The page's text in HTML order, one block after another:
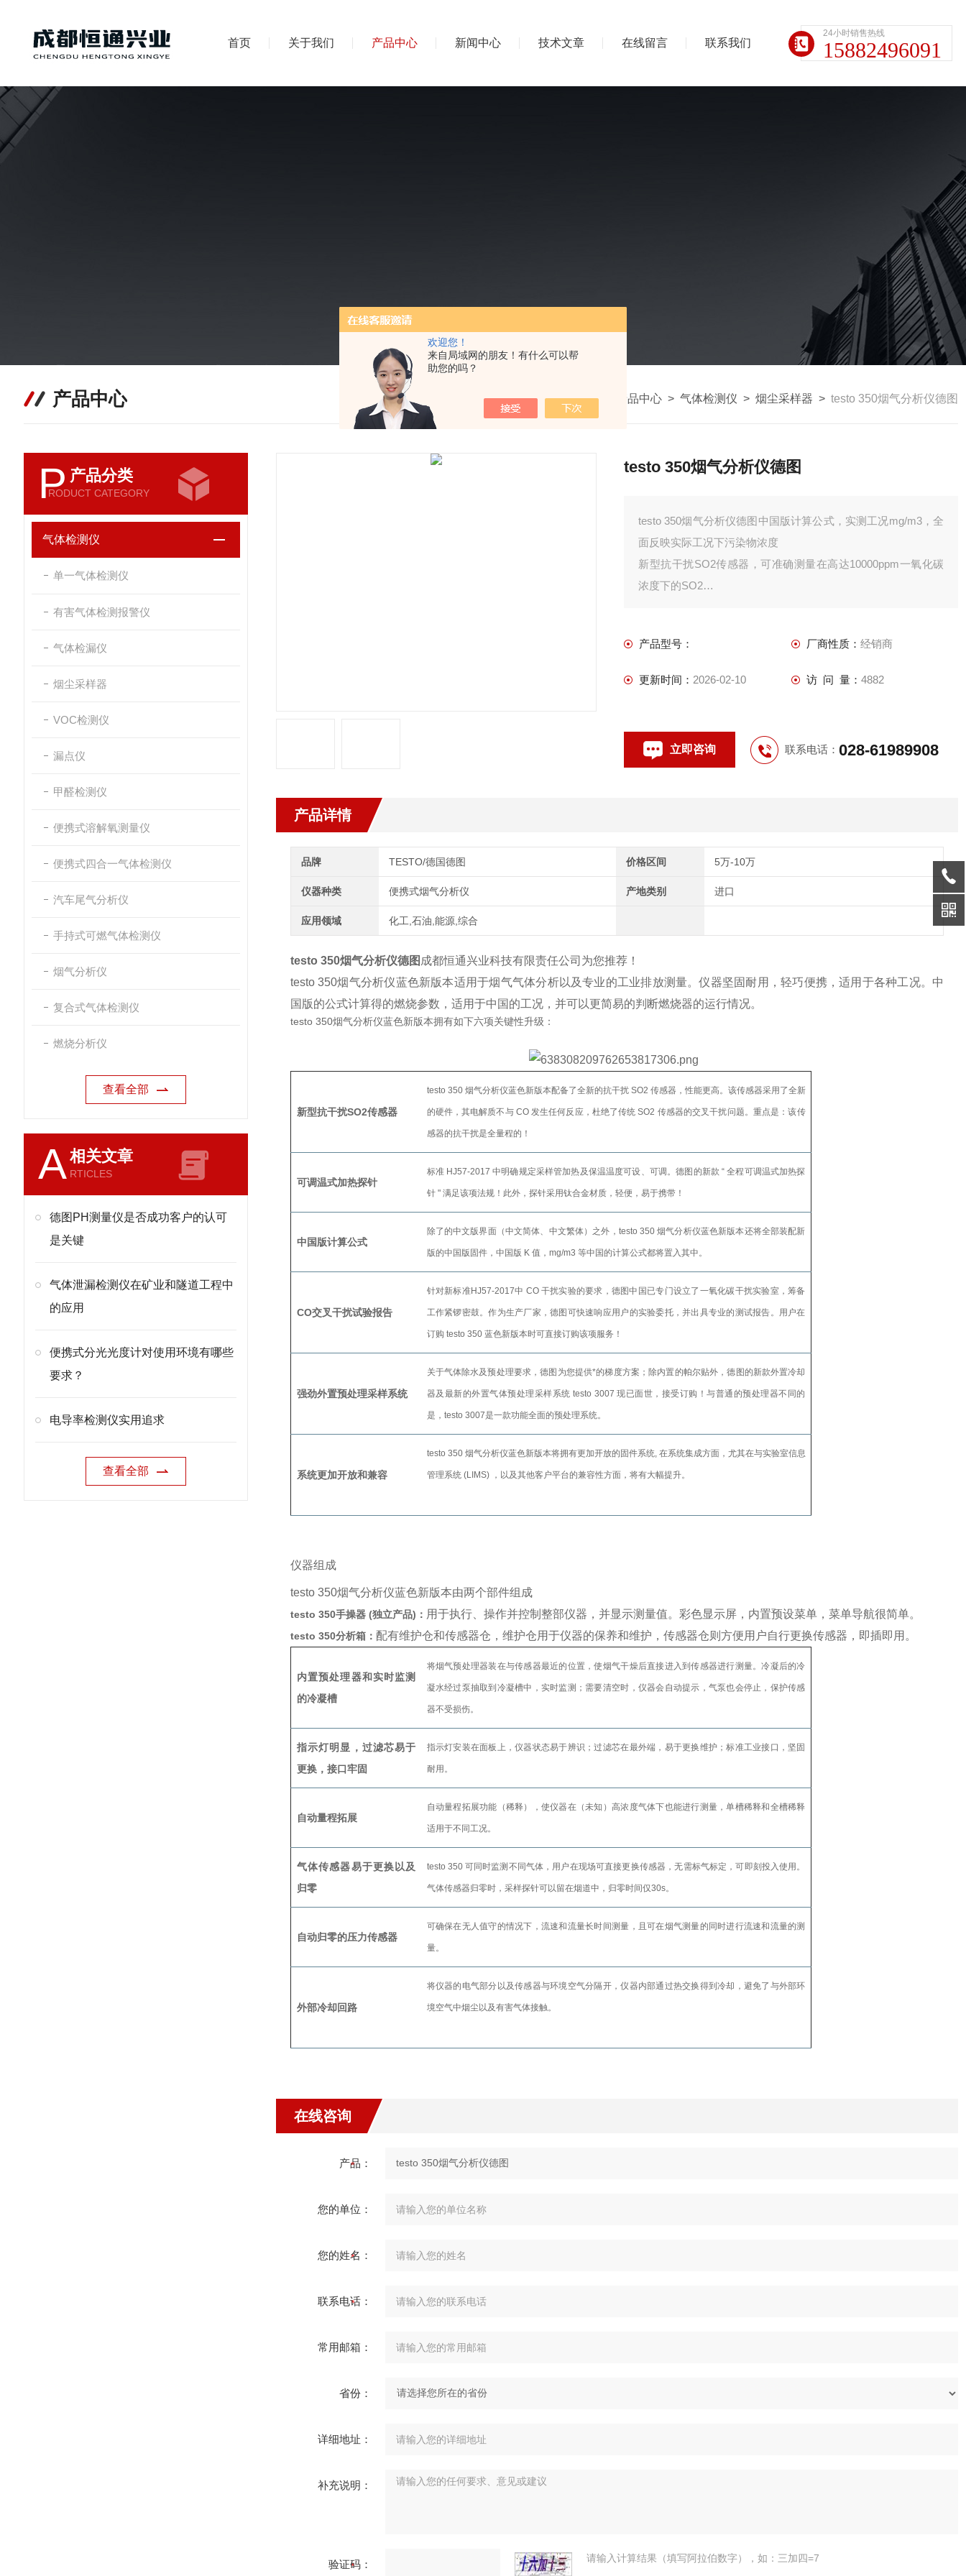
欢迎您！
来自局域网的朋友！有什么可以帮
助您的吗？
首页 关于我们 产品中心 新闻中心 技术文章 在线留言 联系我们
24小时销售热线
15882496091
产品中心 我的位置：首页> 产品中心 > 气体检测仪 > 烟尘采样器 > testo 350烟气分析仪德图
P 产品分类
RODUCT CATEGORY
气体检测仪
单一气体检测仪
有害气体检测报警仪
气体检漏仪
烟尘采样器
VOC检测仪
漏点仪
甲醛检测仪
便携式溶解氧测量仪
便携式四合一气体检测仪
汽车尾气分析仪
手持式可燃气体检测仪
烟气分析仪
复合式气体检测仪
燃烧分析仪
查看全部
A相关文章
RTICLES
德图PH测量仪是否成功客户的认可
是关键
气体泄漏检测仪在矿业和隧道工程中
的应用
便携式分光光度计对使用环境有哪些
要求？
电导率检测仪实用追求
查看全部
testo 350烟气分析仪德图
testo 350烟气分析仪德图中国版计算公式，实测工况mg/m3，全
面反映实际工况下污染物浓度
新型抗干扰SO2传感器，可准确测量在高达10000ppm一氧化碳
浓度下的SO2
testo 3007以及可调温式加热探针配合使用
产品型号： 厂商性质： 经销商
更新时间： 2026-02-10 访 问 量： 4882
立即咨询 联系电话： 028-61989908
产品详情
品牌 TESTO/德国德图 价格区间 5万-10万
仪器种类 便携式烟气分析仪 产地类别 进口
应用领域 化工,石油,能源,综合
testo 350烟气分析仪德图 成都恒通兴业科技有限责任公司为您推荐！
testo 350烟气分析仪蓝色新版本适用于烟气气体分析以及专业的工业排放测量。仪器坚固耐用，轻巧便携，适用于各种工况。中
国版的公式计算得的燃烧参数，适用于中国的工况，并可以更简易的判断燃烧器的运行情况。
testo 350烟气分析仪蓝色新版本拥有如下六项关键性升级：
新型抗干扰SO2传感器
testo 350 烟气分析仪蓝色新版本配备了全新的抗干扰 SO2 传感器，性能更高。该传感器采用了全新
的硬件，其电解质不与 CO 发生任何反应，杜绝了传统 SO2 传感器的交叉干扰问题。重点是：该传
感器的抗干扰是全量程的！
可调温式加热探针
标准 HJ57-2017 中明确规定采样管加热及保温温度可设、可调。德图的新款 “ 全程可调温式加热探
针 " 满足该项法规！此外，探针采用钛合金材质，轻便，易于携带！
中国版计算公式
除了的中文版界面（中文简体、中文繁体）之外，testo 350 烟气分析仪蓝色新版本还将全部装配新
版的中国版固件，中国版 K 值，mg/m3 等中国的计算公式都将置入其中。
CO交叉干扰试验报告
针对新标准HJ57-2017中 CO 干扰实验的要求，德图中国已专门设立了一氧化碳干扰实验室，筹备
工作紧锣密鼓。作为生产厂家，德图可快速响应用户的实验委托，并出具专业的测试报告。用户在
订购 testo 350 蓝色新版本时可直接订购该项服务！
强劲外置预处理采样系统
关于气体除水及预处理要求，德图为您提供*的梯度方案；除内置的帕尔贴外，德图的新款外置冷却
器及最新的外置气体预处理采样系统 testo 3007 现已面世，接受订购！与普通的预处理器不同的
是，testo 3007是一款功能全面的预处理系统。
系统更加开放和兼容
testo 350 烟气分析仪蓝色新版本将拥有更加开放的固件系统, 在系统集成方面，尤其在与实验室信息
管理系统 (LIMS) ，以及其他客户平台的兼容性方面，将有大幅提升。
仪器组成
testo 350烟气分析仪蓝色新版本由两个部件组成
testo 350手操器 (独立产品)： 用于执行、操作并控制整部仪器，并显示测量值。彩色显示屏，内置预设菜单，菜单导航很简单。
testo 350分析箱： 配有维护仓和传感器仓，维护仓用于仪器的保养和维护，传感器仓则方便用户自行更换传感器，即插即用。
内置预处理器和实时监测
的冷凝槽
将烟气预处理器装在与传感器最近的位置，使烟气干燥后直接进入到传感器进行测量。冷凝后的冷
凝水经过泵抽取到冷凝槽中，实时监测；需要清空时，仪器会自动提示，气泵也会停止，保护传感
器不受损伤。
指示灯明显，过滤芯易于
更换，接口牢固
指示灯安装在面板上，仪器状态易于辨识；过滤芯在最外端，易于更换维护；标准工业接口，坚固
耐用。
自动量程拓展
自动量程拓展功能（稀释），使仪器在（未知）高浓度气体下也能进行测量，单槽稀释和全槽稀释
适用于不同工况。
气体传感器易于更换以及
归零
testo 350 可同时监测不同气体，用户在现场可直接更换传感器，无需标气标定，可即刻投入使用。
气体传感器归零时，采样探针可以留在烟道中，归零时间仅30s。
自动归零的压力传感器
可确保在无人值守的情况下，流速和流量长时间测量，且可在烟气测量的同时进行流速和流量的测
量。
外部冷却回路
将仪器的电气部分以及传感器与环境空气分隔开，仪器内部通过热交换得到冷却，避免了与外部环
境空气中烟尘以及有害气体接触。
在线咨询
产品：
您的单位：
您的姓名：
联系电话：
常用邮箱：
省份：
详细地址：
补充说明：
验证码： 请输入计算结果（填写阿拉伯数字），如：三加四=7